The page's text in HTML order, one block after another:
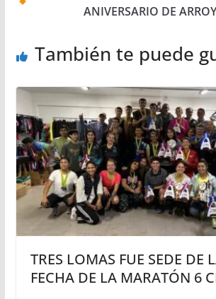
ANIVERSARIO DE
También te puede
TRES LOMAS FUE SEDE DE
FECHA DE LA MARATÓN 6